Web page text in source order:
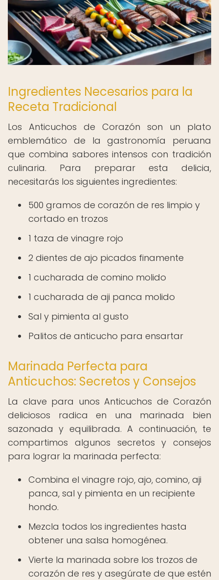
Ingredientes Necesarios para la
Receta Tradicional
Los Anticuchos de Corazón son un plato
emblemático de la gastronomía peruana
que combina sabores intensos con tradición
culinaria. Para preparar esta delicia,
necesitarás los siguientes ingredientes:
500 gramos de corazón de res limpio y
cortado en trozos
1 taza de vinagre rojo
2 dientes de ajo picados finamente
1 cucharada de comino molido
1 cucharada de aji panca molido
Sal y pimienta al gusto
Palitos de anticucho para ensartar
Marinada Perfecta para
Anticuchos: Secretos y Consejos
La clave para unos Anticuchos de Corazón
deliciosos radica en una marinada bien
sazonada y equilibrada. A continuación, te
compartimos algunos secretos y consejos
para lograr la marinada perfecta:
Combina el vinagre rojo, ajo, comino, aji
panca, sal y pimienta en un recipiente
hondo.
Mezcla todos los ingredientes hasta
obtener una salsa homogénea.
Vierte la marinada sobre los trozos de
corazón de res y asegúrate de que estén